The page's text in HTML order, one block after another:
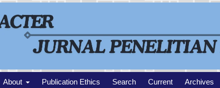
About Publication Ethics Search Current Archives